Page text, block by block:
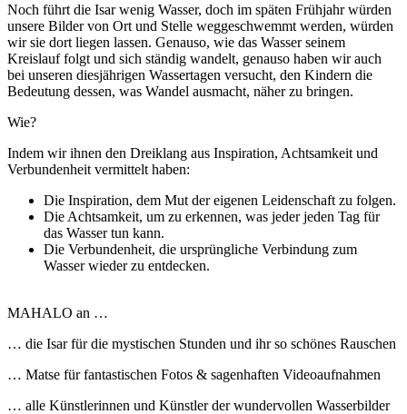
Noch führt die Isar wenig Wasser, doch im späten Frühjahr würden
unsere Bilder von Ort und Stelle weggeschwemmt werden, würden
wir sie dort liegen lassen. Genauso, wie das Wasser seinem
Kreislauf folgt und sich ständig wandelt, genauso haben wir auch
bei unseren diesjährigen Wassertagen versucht, den Kindern die
Bedeutung dessen, was Wandel ausmacht, näher zu bringen.
Wie?
Indem wir ihnen den Dreiklang aus Inspiration, Achtsamkeit und
Verbundenheit vermittelt haben:
Die Inspiration, dem Mut der eigenen Leidenschaft zu folgen.
Die Achtsamkeit, um zu erkennen, was jeder jeden Tag für
das Wasser tun kann.
Die Verbundenheit, die ursprüngliche Verbindung zum
Wasser wieder zu entdecken.
MAHALO an …
… die Isar für die mystischen Stunden und ihr so schönes Rauschen
… Matse für fantastischen Fotos & sagenhaften Videoaufnahmen
… alle Künstlerinnen und Künstler der wundervollen Wasserbilder